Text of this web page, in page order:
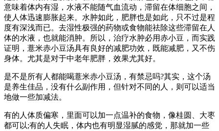
意味着体内有湿，水液不能随气血流动，滞留在体细胞之间，
使人体迅速膨胀起来。水肿如此，肥胖也是如此，只不过是程
度有深浅而已。去湿性极强的药物或食物能祛除这些滞留在人
体的水液，也就能消肿。所以，治疗水肿必用赤小豆，而实践
证明，薏米赤小豆汤具有良好的减肥功效，既能减肥，又不伤
身体。尤其是对于中老年肥胖，效果尤其好。
是不是所有人都能喝薏米赤小豆汤，有禁忌吗?其实，这个汤
是养生佳品，没有什么副作用，但针对不同的人，则可以适当
地做一些加减法。
有的人体质偏寒，里面可以加一点温补的食物，像桂圆、大枣
都可以;有的人失眠，体内也有明显湿腻的感觉，那就加一些